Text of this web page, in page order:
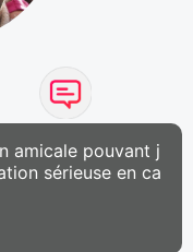
amicale pouvant j
sérieuse en ca